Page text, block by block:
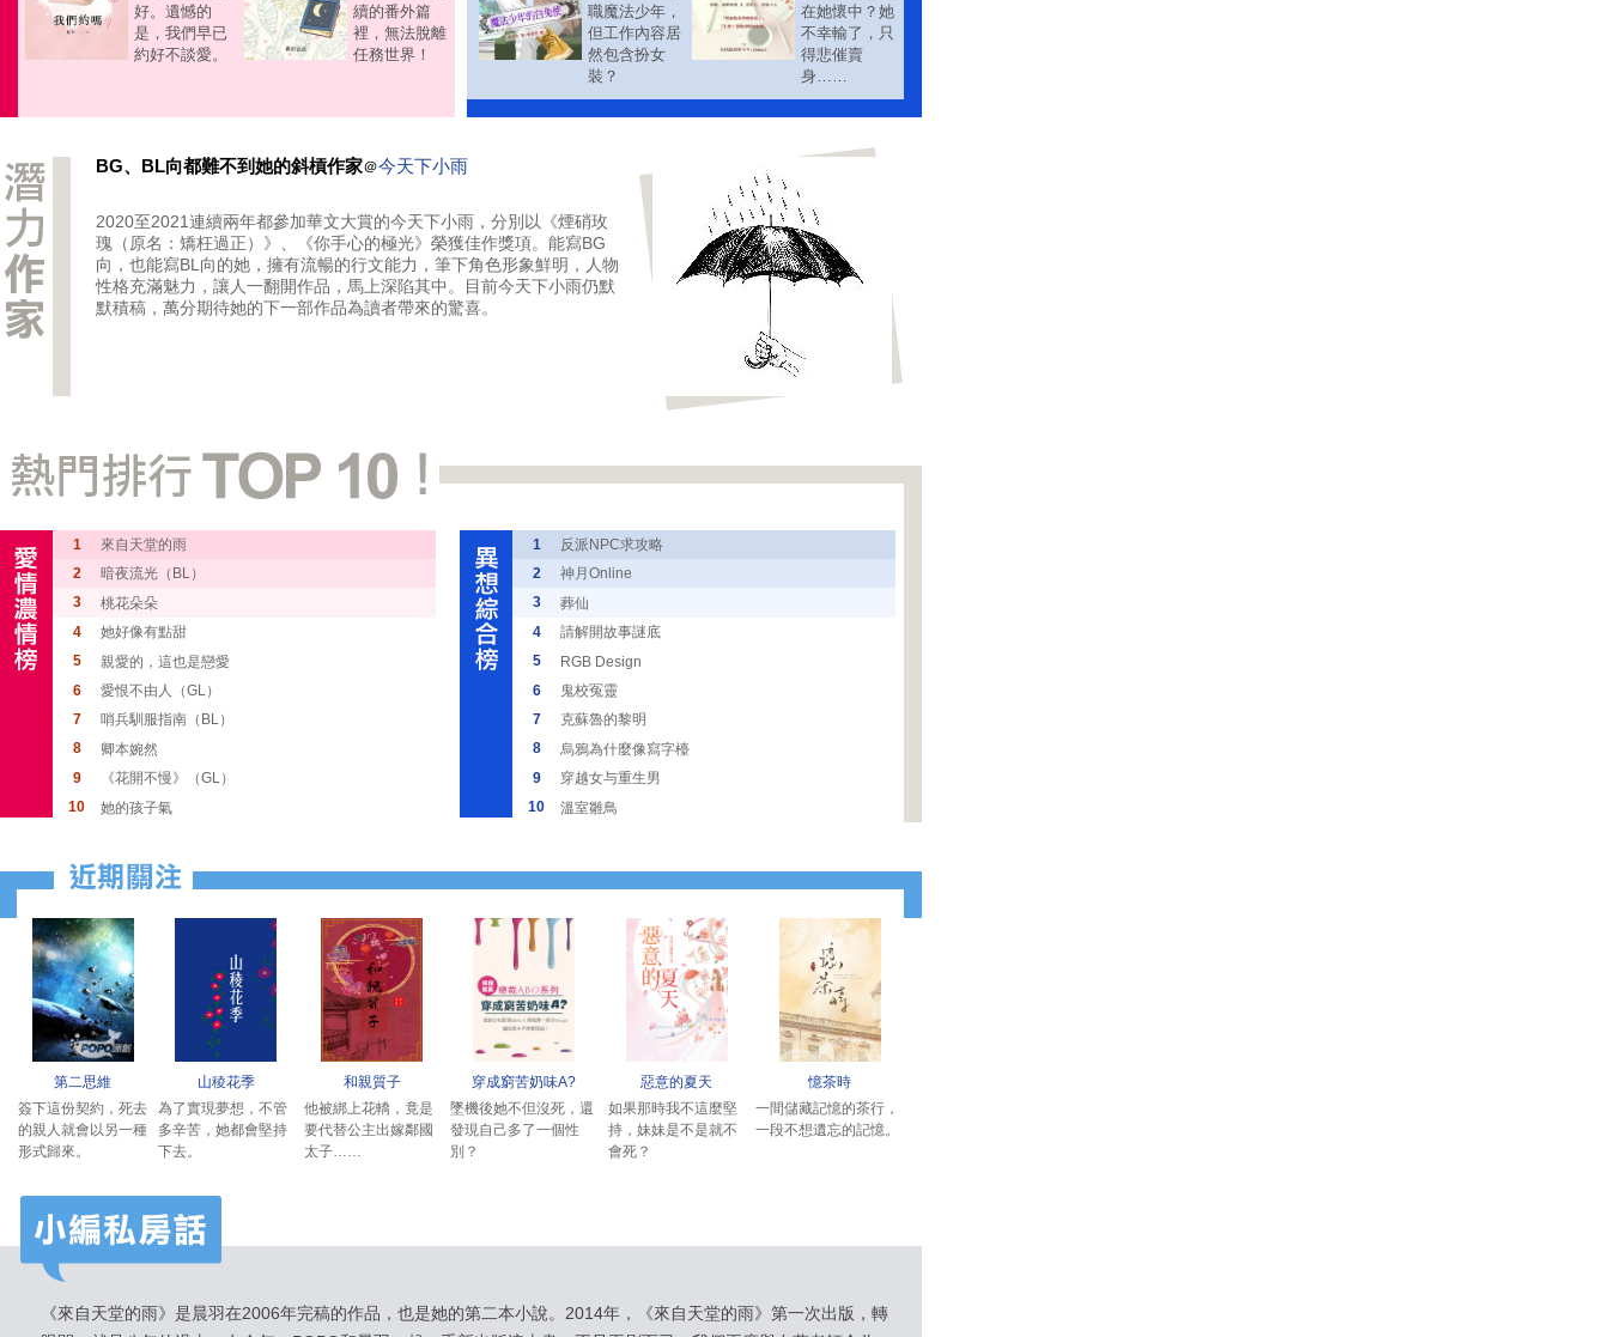
好。遺憾的
是，我們早已
約好不談愛。
續的番外篇
裡，無法脫離
任務世界！
職魔法少年，
但工作內容居
然包含扮女
裝？
在她懷中？她
不幸輸了，只
得悲催賣
身……
BG、BL向都難不到她的斜槓作家＠今天下小雨
2020至2021連續兩年都參加華文大賞的今天下小雨，分別以《煙硝玫
瑰（原名：矯枉過正）》、《你手心的極光》榮獲佳作獎項。能寫BG
向，也能寫BL向的她，擁有流暢的行文能力，筆下角色形象鮮明，人物
性格充滿魅力，讓人一翻開作品，馬上深陷其中。目前今天下小雨仍默
默積稿，萬分期待她的下一部作品為讀者帶來的驚喜。
1 來自天堂的雨 1
反派NPC求攻略
2
暗夜流光（BL） 2
神月Online
3
桃花朵朵 3
葬仙
4
她好像有點甜 4
請解開故事謎底
5
親愛的，這也是戀愛 5
RGB Design
6
愛恨不由人（GL） 6
鬼校冤靈
7
哨兵馴服指南（BL） 7
克蘇魯的黎明
8
卿本婉然 8
烏鴉為什麼像寫字檯
9
《花開不慢》（GL） 9
穿越女与重生男
10
她的孩子氣 10 溫室雛鳥
第二思維 山稜花季 和親質子 穿成窮苦奶味A? 惡意的夏天
憶茶時
簽下這份契約，死去
的親人就會以另一種
形式歸來。
為了實現夢想，不管
多辛苦，她都會堅持
下去。
他被綁上花轎，竟是
要代替公主出嫁鄰國
太子……
墜機後她不但沒死，還
發現自己多了一個性
別？
如果那時我不這麼堅
持，妹妹是不是就不
會死？
一間儲藏記憶的茶行，
一段不想遺忘的記憶。
《來自天堂的雨》是晨羽在2006年完稿的作品，也是她的第二本小說。2014年，《來自天堂的雨》第一次出版，轉